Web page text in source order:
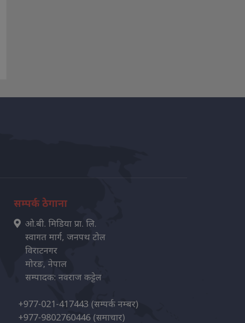
सम्पर्क ठेगाना
ओ.बी. मिडिया प्रा. लि.
स्वागत मार्ग, जनपथ टोल
विराटनगर
मोरङ, नेपाल
सम्पादक: नवराज कट्टेल
+977-021-417443 (सम्पर्क नम्बर)
+977-9802760446(समाचार)